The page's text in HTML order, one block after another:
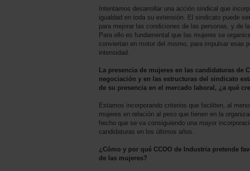
Intentamos desarrollar una acción sindical que
igualdad en toda su extensión. El sindicato puede
para mejorar las condiciones de las personas, y de
Para ello es fundamental que las mujeres se
conviertan en motor del mismo, para impulsar esas
intensidad.
La presencia de mujeres en las candidaturas de
negociación y en las estructuras del sindicato
de su presencia en el mercado laboral, ¿a qué
Estamos incorporando criterios que faciliten, al
mujeres en relación al peso que tienen en la
hecho que se va consiguiendo una mayor
candidaturas en los últimos años.
¿Cómo y por qué CCOO de Industria pretende
de las mujeres?